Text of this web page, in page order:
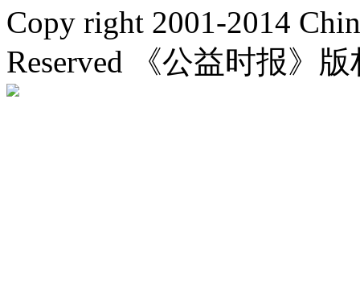
Copy right 2001-2014
Reserved 《公益时报》